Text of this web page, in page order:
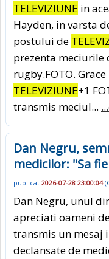
TELEVIZIUNE in
Hayden, in varsta
postului de
prezenta
rugby.FOTO.
TELEVIZIUNE+1
transmis meciul...
Dan Negru,
medicilor: "Sa
publicat 2026-07-28 23:00:04(
Dan Negru, unul
apreciati oameni
transmis un mesaj
declansate de